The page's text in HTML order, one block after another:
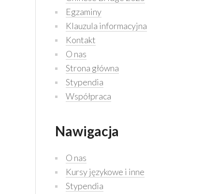
Egzaminy
Klauzula informacyjna
Kontakt
O nas
Strona główna
Stypendia
Współpraca
Nawigacja
O nas
Kursy językowe i inne
Stypendia